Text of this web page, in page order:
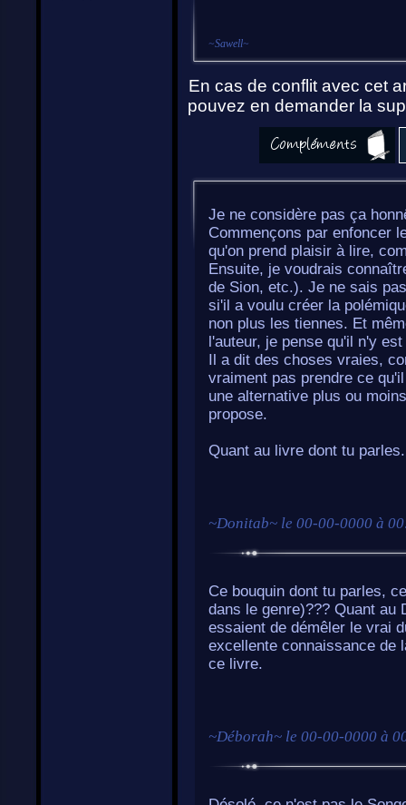
~Sawell~
En cas de conflit avec cet
pouvez en demander la
Je ne considère pas ça
Commençons par enfoncer
qu'on prend plaisir à lire,
Ensuite, je voudrais
de Sion, etc.). Je ne sais
si'il a voulu créer la
non plus les tiennes. Et
l'auteur, je pense qu'il n'y
Il a dit des choses vraies,
vraiment pas prendre ce
une alternative plus ou
propose.
Quant au livre dont tu
~Donitab~ le 00-00-0000 à
Ce bouquin dont tu parles,
dans le genre)??? Quant
essaient de démêler le vrai
excellente connaissance de
ce livre.
~Déborah~ le 00-00-0000 à